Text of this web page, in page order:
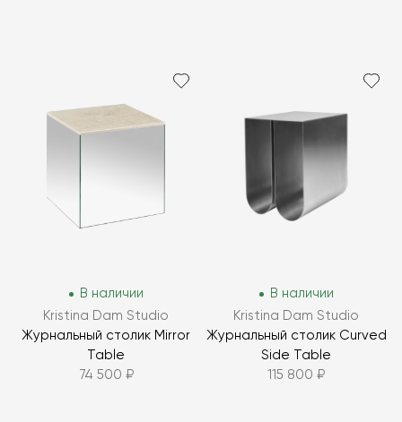
В наличии
Kristina Dam Studio
Журнальный столик Mirror
Table
74 500 ₽
В наличии
Kristina Dam Studio
Журнальный столик Curved
Side Table
115 800 ₽